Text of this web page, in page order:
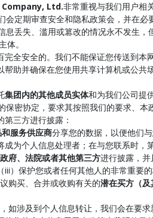
Ltd.非常重视与我们用户相
定期审查安全和隐私政策会，并在
息丢失、滥用或篡改的情况永不发生
体。
全安全的。我们不能保证您传送到本
助并确保在您使用共享计算机或公共
集团内的其他成员实体和为我们公司提
密协定，要求其按照我们的要求、本
三方进行披露：
服务供应商分享您的数据，以便他们
为个人信息处理者；在与您联系时
府、法院或者其他第三方进行披露，并
）保护您或者任何其他人的非常重要的
购买、合并或收购有关的潜在买方（及
如涉及到个人信息转让，我们会在要